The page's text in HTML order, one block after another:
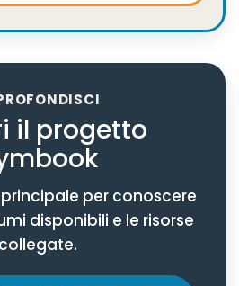
il progetto
per conoscere
disponibili e le risorse
collegate.